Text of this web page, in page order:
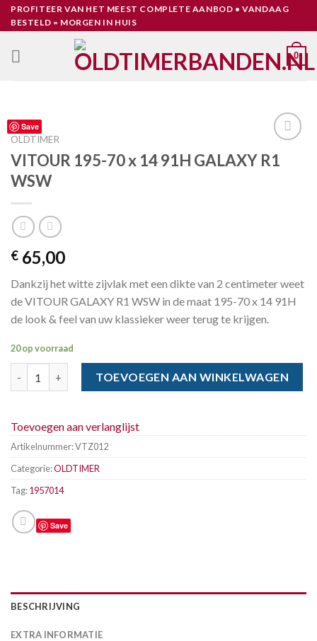
SkipPROFITEER VAN HET MEEST COMPLETE AANBOD • VANDAAG
BESTELD = MORGEN IN HUIS
0
Save
Toevoegen
aan
OLDTIMER
VITOUR 195-70 x 14 91H GALAXY R1
WSW
€ 65,00
Dankzij het witte zijvlak met een dikte van 2 centimeter weet
de VITOUR GALAXY R1 WSW in de maat 195-70 x 14 91H
de look & feel van uw klassieker weer terug te krijgen.
20 op voorraad
TOEVOEGEN AAN WINKELWAGEN
Toevoegen aan verlanglijst
Artikelnummer:VTZ012
Categorie:OLDTIMER
Tag:1957014
Save
BESCHRIJVING
EXTRA INFORMATIE